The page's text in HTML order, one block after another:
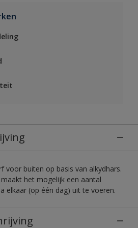
voor buiten op basis van alkydhars.
het mogelijk een aantal
elkaar (op één dag) uit te voeren.